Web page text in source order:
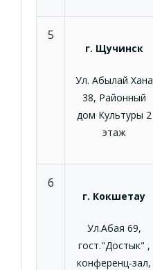
5
г. Щучинск
Ул. Абылай Хана
38, Районный
дом Культуры 2
этаж
6
г. Кокшетау
Ул.Абая 69,
гост."Достык" ,
конференц-зал,